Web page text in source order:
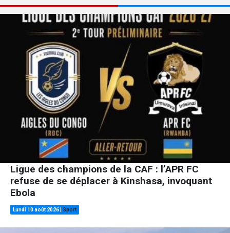
Ligue des champions de la CAF : l’APR FC
refuse de se déplacer à Kinshasa, invoquant
Ebola
Lundi 10 août 2026 Sport